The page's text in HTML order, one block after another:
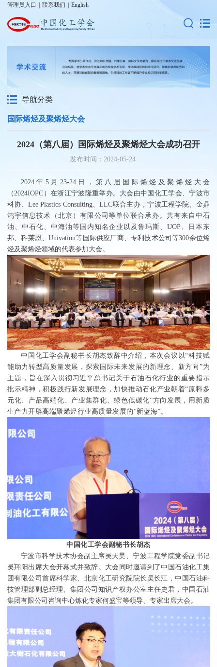
管理员入口 联系我们 English
导航分类
国际烯烃及聚烯烃大会
2024（第八届）国际烯烃及聚烯烃大会成功召开
发布时间：2024-05-24
2024 年 5月 23-24日，第八届国际烯烃及聚烯烃大会
（2024IOPC ）在浙江宁波隆重举办。大会由中国化工学会、宁波市
科协、 Lee Plastics Consulting、LLC联合主办，宁波工程学院、 金鼎
鸿宇信息技术（北京）有限公司等单位联合承办。共有来自中石
油、中石化、中海油等国内知名企业以及鲁玛斯、 UOP、日本东
邦、科莱恩、Univation等国际供应厂商、专利技术公司等300余位烯
烃及聚烯烃领域的代表参加大会。
中国化工学会副秘书长胡杰致辞中介绍，本次会议以“科技赋
能助力转型高质量发展，探索国际未来发展的新理念、新方向”为
主题，旨在深入贯彻习近平总书记关于石油石化行业的重要指示
批示精神，积极践行新发展理念，加快推动石化产业朝着“原料多
元化、产品高端化、产业集群化、绿色低碳化”方向发展，用新质
生产力开辟高端聚烯烃行业高质量发展的“新蓝海”。
中国化工学会副秘书长胡杰
宁波市科学技术协会副主席吴天昊、宁波工程学院党委副书记
吴翔阳出席大会开幕式并致辞。大会 同时邀请到了中国石油化工集
团有限公司首席科学家
北京化工研究院院长吴长江，中国石油科
技管理部副总经理
集团公司知识产权办公室主任史君，中国石油
集团有限公司咨询中心炼化专家何盛宝等领导、专家出席大会。